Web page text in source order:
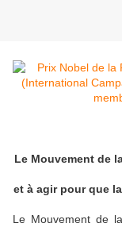
Le Mouvement de
et à agir pour que
Le Mouvement de